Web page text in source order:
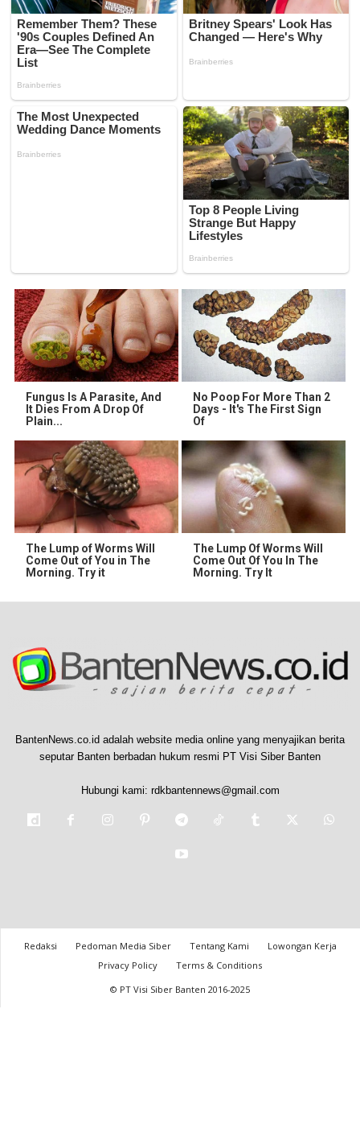
Fungus Is A Parasite, And
It Dies From A Drop Of
Plain...
No Poop For More Than 2
Days - It's The First Sign
Of
The Lump of Worms Will
Come Out of You in The
Morning. Try it
The Lump Of Worms Will
Come Out Of You In The
Morning. Try It
BantenNews.co.id adalah website media online yang menyajikan berita
seputar Banten berbadan hukum resmi PT Visi Siber Banten
Hubungi kami: rdkbantennews@gmail.com
Redaksi Pedoman Media Siber Tentang Kami
Lowongan Kerja
Privacy Policy
Terms & Conditions
© PT Visi Siber Banten 2016-2025